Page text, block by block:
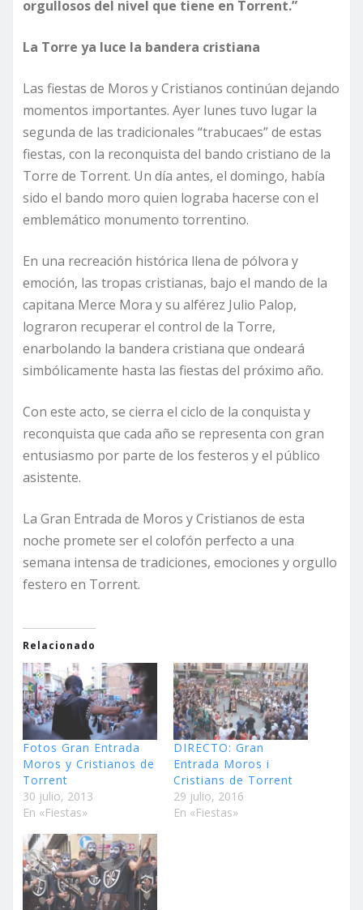
orgullosos del nivel que tiene en Torrent.”
La Torre ya luce la bandera cristiana
Las fiestas de Moros y Cristianos continúan dejando
momentos importantes. Ayer lunes tuvo lugar la
segunda de las tradicionales “trabucaes” de estas
fiestas, con la reconquista del bando cristiano de la
Torre de Torrent. Un día antes, el domingo, había
sido el bando moro quien lograba hacerse con el
emblemático monumento torrentino.
En una recreación histórica llena de pólvora y
emoción, las tropas cristianas, bajo el mando de la
capitana Merce Mora y su alférez Julio Palop,
lograron recuperar el control de la Torre,
enarbolando la bandera cristiana que ondeará
simbólicamente hasta las fiestas del próximo año.
Con este acto, se cierra el ciclo de la conquista y
reconquista que cada año se representa con gran
entusiasmo por parte de los festeros y el público
asistente.
La Gran Entrada de Moros y Cristianos de esta
noche promete ser el colofón perfecto a una
semana intensa de tradiciones, emociones y orgullo
festero en Torrent.
Relacionado
Fotos Gran Entrada
Moros y Cristianos de
Torrent
30 julio, 2013
En «Fiestas»
DIRECTO: Gran
Entrada Moros i
Cristians de Torrent
29 julio, 2016
En «Fiestas»